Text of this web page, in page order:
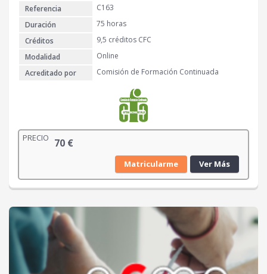
Referencia
C163
Duración
75 horas
Créditos
9,5 créditos CFC
Modalidad
Online
Acreditado por
Comisión de Formación Continuada
PRECIO 70 €
Matricularme Ver Más